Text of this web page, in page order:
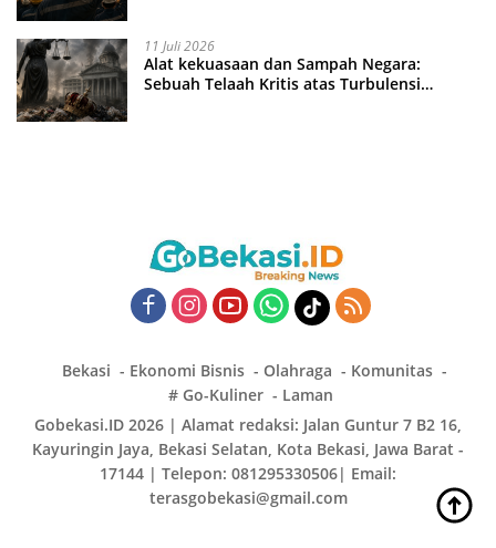
11 Juli 2026
Alat kekuasaan dan Sampah Negara:
Sebuah Telaah Kritis atas Turbulensi
Bekasi Ekonomi Bisnis Olahraga
Komunitas
# Go-Kuliner
Laman
Gobekasi.ID 2026 | Alamat redaksi: Jalan Guntur 7 B2 16,
Kayuringin Jaya, Bekasi Selatan, Kota Bekasi, Jawa Barat -
17144 | Telepon: 081295330506| Email:
terasgobekasi@gmail.com